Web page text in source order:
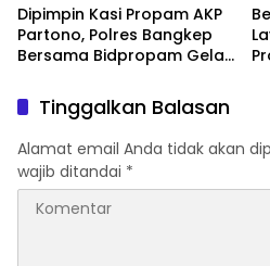
Dipimpin Kasi Propam AKP
Partono, Polres Bangkep
Bersama Bidpropam Gelar
Tinggalkan Balasan
Alamat email Anda tidak akan
wajib ditandai *